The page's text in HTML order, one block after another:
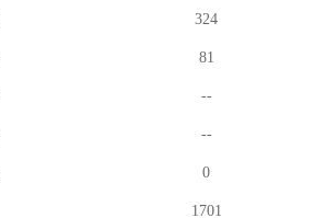
324
81
--
--
0
1701